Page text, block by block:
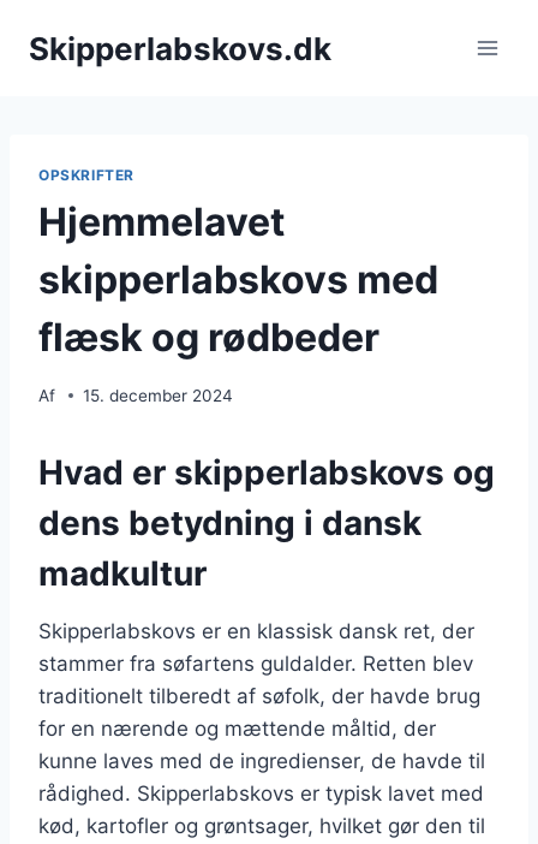
Skipperlabskovs.dk
OPSKRIFTER
Hjemmelavet
skipperlabskovs med
flæsk og rødbeder
Af 15. december 2024
Hvad er skipperlabskovs og
dens betydning i dansk
madkultur
Skipperlabskovs er en klassisk dansk ret, der
stammer fra søfartens guldalder. Retten blev
traditionelt tilberedt af søfolk, der havde brug
for en nærende og mættende måltid, der
kunne laves med de ingredienser, de havde til
rådighed. Skipperlabskovs er typisk lavet med
kød, kartofler og grøntsager, hvilket gør den til